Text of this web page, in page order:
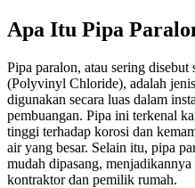
Apa Itu Pipa
Pipa paralon, atau sering disebut
(Polyvinyl Chloride), adalah
digunakan secara luas dalam
pembuangan. Pipa ini terkenal
tinggi terhadap korosi dan
air yang besar. Selain itu, pipa
mudah dipasang,
kontraktor dan pemilik rumah.